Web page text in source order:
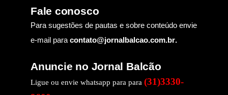
Fale conosco
Para sugestões de pautas e sobre conteúdo envie
e-mail para contato@jornalbalcao.com.br.
Anuncie no Jornal Balcão
Ligue ou envie whatsapp para para (31)3330-